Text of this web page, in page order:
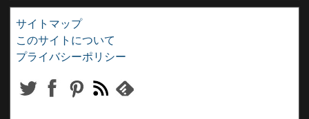
サイトマップ
このサイトについて
プライバシーポリシー